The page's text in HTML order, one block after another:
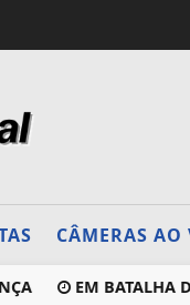
CÂMERAS AO
EM BATALHA